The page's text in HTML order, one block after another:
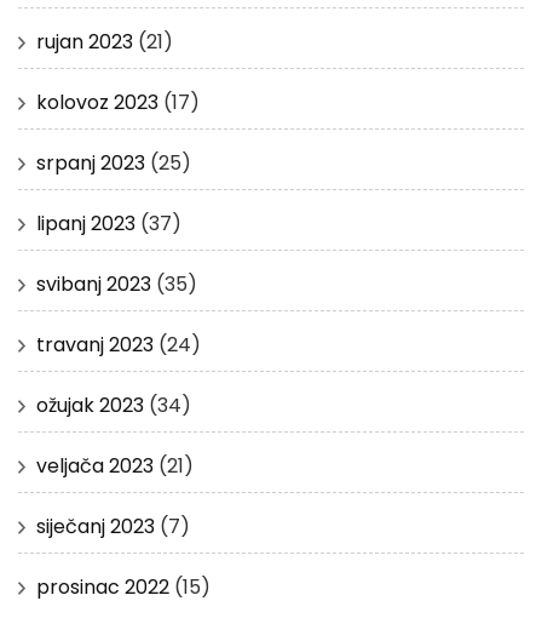
rujan 2023 (21)
kolovoz 2023 (17)
srpanj 2023 (25)
lipanj 2023 (37)
svibanj 2023 (35)
travanj 2023 (24)
ožujak 2023 (34)
veljača 2023 (21)
siječanj 2023 (7)
prosinac 2022 (15)